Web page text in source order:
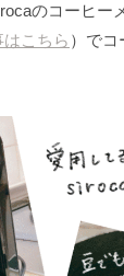
のコーヒー
こちら ）でコ